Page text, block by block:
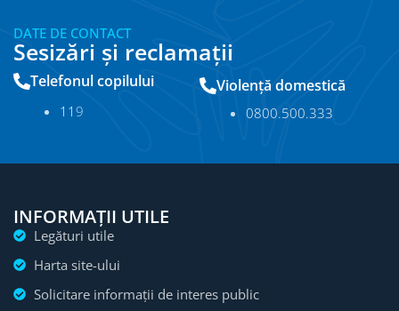
DATE DE CONTACT
Sesizări și reclamații
Telefonul copilului
11 9
Violență domestică
0800.500.333
INFORMAȚII UTILE
Legături utile
Harta site-ului
Solicitare informații de interes public